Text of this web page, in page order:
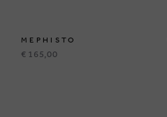
MEPHISTO
€ 165,00